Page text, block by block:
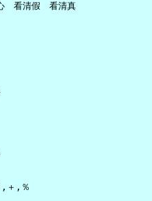
看清假　看清真